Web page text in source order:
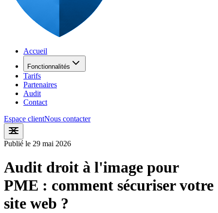
Accueil
Fonctionnalités
Tarifs
Partenaires
Audit
Contact
Espace clientNous contacter
Publié le 29 mai 2026
Audit droit à l'image pour
PME : comment sécuriser votre
site web ?